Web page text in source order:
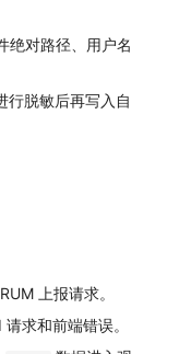
绝对路径、用户名
行脱敏后再写入自
上报请求。
求和前端错误。